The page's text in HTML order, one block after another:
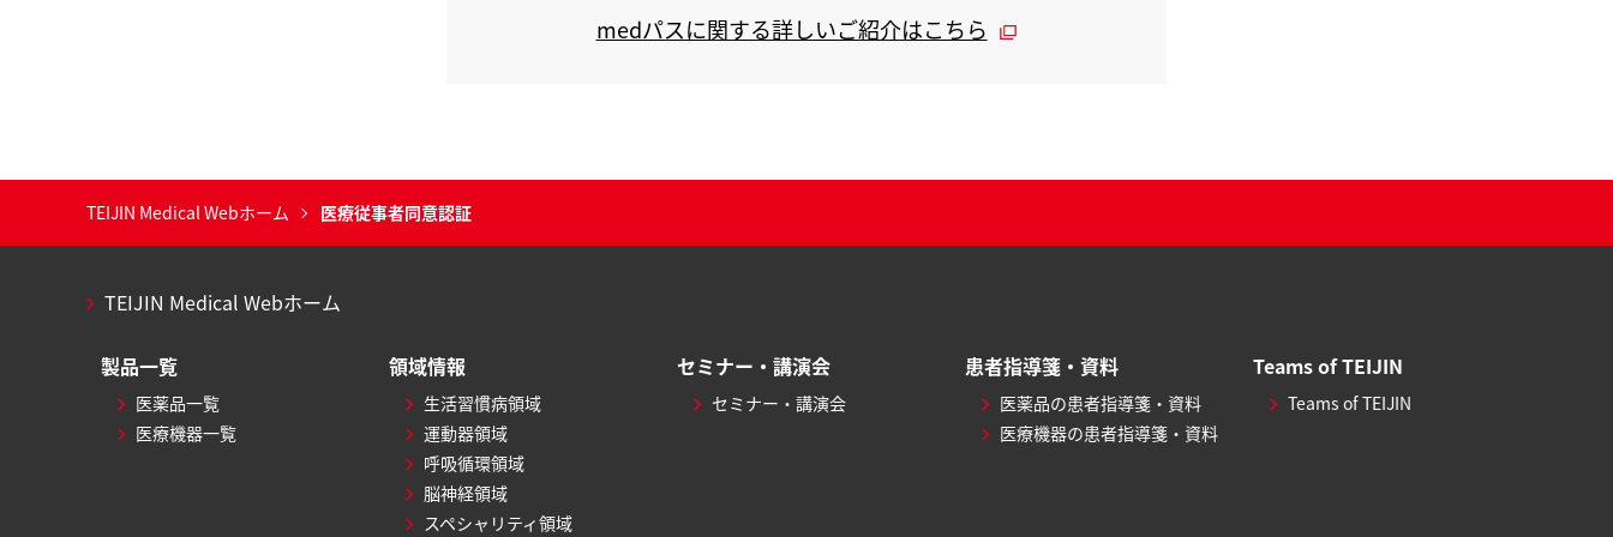
medパスに関する詳しいご紹介はこちら
TEIJIN Medical Webホーム 医療従事者同意認証
TEIJIN Medical Webホーム
製品一覧
医薬品一覧
医療機器一覧
領域情報
生活習慣病領域
運動器領域
呼吸循環領域
脳神経領域
スペシャリティ領域
セミナー・講演会
セミナー・講演会
患者指導箋・資料
医薬品の患者指導箋・資料
医療機器の患者指導箋・資料
Teams of TEIJIN
Teams of TEIJIN